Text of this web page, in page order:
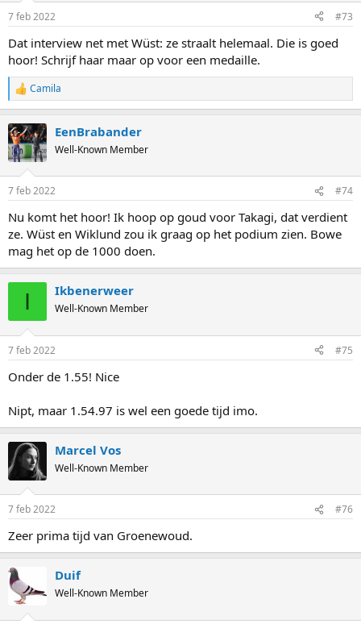
n
s
7 feb 2022 #73
Dat interview net met Wüst: ze straalt helemaal. Die is goed
hoor! Schrijf haar maar op voor een medaille.
R
e
c
t
i
n
s
Camila
EenBrabander
Well-Known Member
7 feb 2022 #74
Nu komt het hoor! Ik hoop op goud voor Takagi, dat verdient
ze. Wüst en Wiklund zou ik graag op het podium zien. Bowe
mag het op de 1000 doen.
I Ikbenerweer
Well-Known Member
7 feb 2022 #75
Onder de 1.55! Nice
Nipt, maar 1.54.97 is wel een goede tijd imo.
Marcel Vos
Well-Known Member
7 feb 2022 #76
Zeer prima tijd van Groenewoud.
Duif
Well-Known Member